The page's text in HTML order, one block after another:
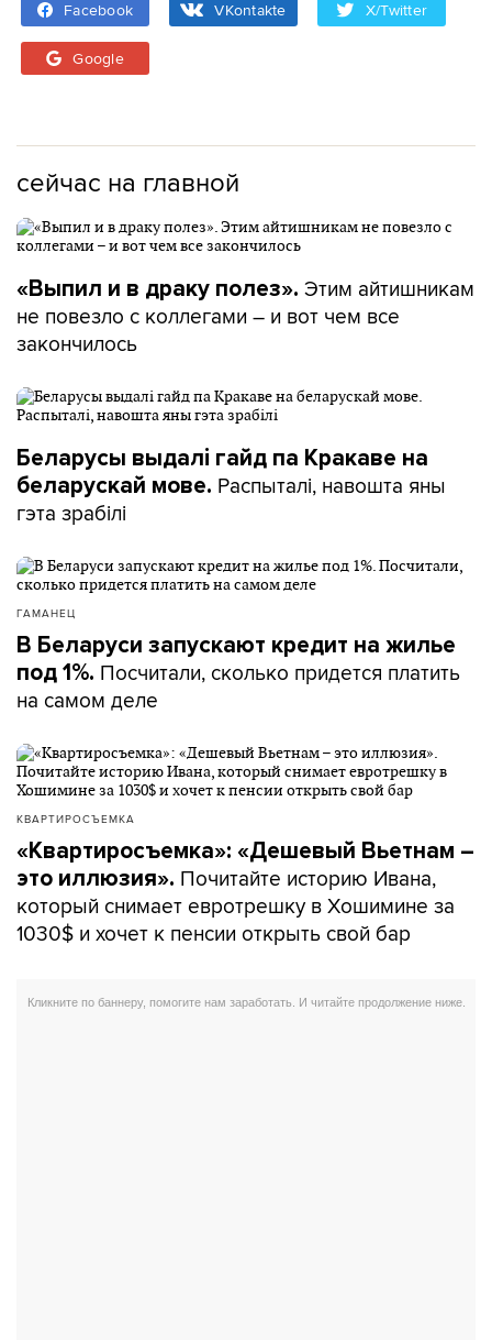
Facebook VKontakte X/Twitter
Google
сейчас на главной
«Выпил и в драку полез». Этим айтишникам
не повезло с коллегами – и вот чем все
закончилось
Беларусы выдалі гайд па Кракаве на
беларускай мове. Распыталі, навошта яны
гэта зрабілі
ГАМАНЕЦ
В Беларуси запускают кредит на жилье
под 1%. Посчитали, сколько придется платить
на самом деле
КВАРТИРОСЪЕМКА
«Квартиросъемка»: «Дешевый Вьетнам –
это иллюзия». Почитайте историю Ивана,
который снимает евротрешку в Хошимине за
1030$ и хочет к пенсии открыть свой бар